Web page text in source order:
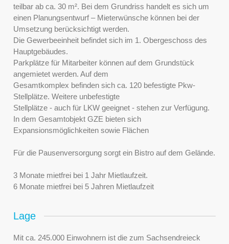
teilbar ab ca. 30 m². Bei dem Grundriss handelt es sich um
einen Planungsentwurf – Mieterwünsche können bei der
Umsetzung berücksichtigt werden.
Die Gewerbeeinheit befindet sich im 1. Obergeschoss des
Hauptgebäudes.
Parkplätze für Mitarbeiter können auf dem Grundstück
angemietet werden. Auf dem
Gesamtkomplex befinden sich ca. 120 befestigte Pkw-
Stellplätze. Weitere unbefestigte
Stellplätze - auch für LKW geeignet - stehen zur Verfügung.
In dem Gesamtobjekt GZE bieten sich
Expansionsmöglichkeiten sowie Flächen
Für die Pausenversorgung sorgt ein Bistro auf dem Gelände.
3 Monate mietfrei bei 1 Jahr Mietlaufzeit.
6 Monate mietfrei bei 5 Jahren Mietlaufzeit
Lage
Mit ca. 245.000 Einwohnern ist die zum Sachsendreieck